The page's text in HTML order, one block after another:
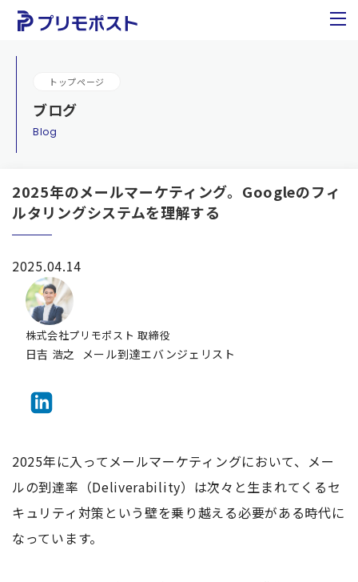
トップページ
ブログ
blog
2025年のメールマーケティング。Googleのフィ
ルタリングシステムを理解する
2025.04.14
株式会社プリモポスト 取締役
日吉 浩之 メール到達エバンジェリスト
2025年に入ってメールマーケティングにおいて、メー
ルの到達率（Deliverability）は次々と生まれてくるセ
キュリティ対策という壁を乗り越える必要がある時代に
なっています。